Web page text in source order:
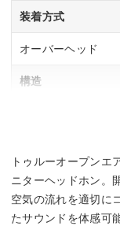
装着方式
オーバーヘッド
構造
ダイナミック型
再生周波数帯域
トゥルーオープンエ
ニターヘッドホン。
空気の流れを適切に
たサウンドを体感可